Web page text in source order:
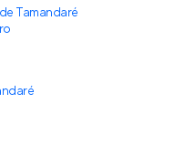
Tamandaré